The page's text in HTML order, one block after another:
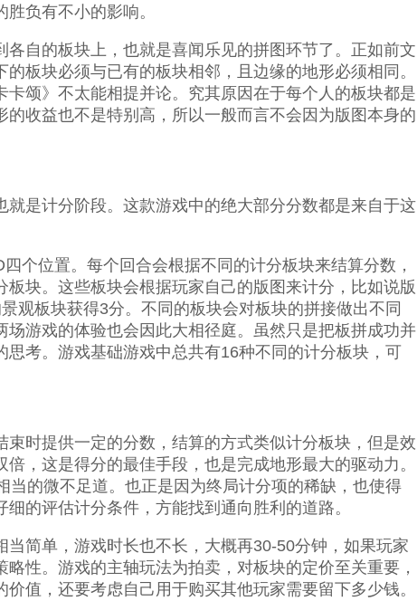
负有不小的影响。
自的板块上，也就是喜闻乐见的拼图环节了。正如前文
板块必须与已有的板块相邻，且边缘的地形必须相同。
颂》不太能相提并论。究其原因在于每个人的板块都是
收益也不是特别高，所以一般而言不会因为版图本身的
是计分阶段。这款游戏中的绝大部分分数都是来自于这
个位置。每个回合会根据不同的计分板块来结算分数，
块。这些板块会根据玩家自己的版图来计分，比如说版
观板块获得3分。不同的板块会对板块的拼接做出不同
游戏的体验也会因此大相径庭。虽然只是把板拼成功并
考。游戏基础游戏中总共有16种不同的计分板块，可
时提供一定的分数，结算的方式类似计分板块，但是效
，这是得分的最佳手段，也是完成地形最大的驱动力。
的微不足道。也正是因为终局计分项的稀缺，也使得
的评估计分条件，方能找到通向胜利的道路。
简单，游戏时长也不长，大概再30-50分钟，如果玩家
性。游戏的主轴玩法为拍卖，对板块的定价至关重要，
值，还要考虑自己用于购买其他玩家需要留下多少钱。